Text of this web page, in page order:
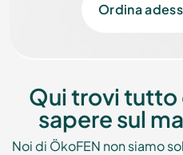
Ordina
Qui trovi tutto
sapere sul
Noi di ÖkoFEN non siamo